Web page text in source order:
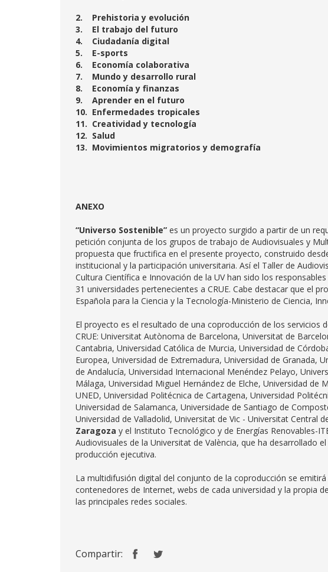
2. Prehistoria y evolución
3. El trabajo del futuro
4. Ciudadanía digital
5. E-sports
6. Economía colaborativa
7. Mundo y desarrollo rural
8. Economía y finanzas
9. Aprender en el futuro
10. Enfermedades tropicales
11. Creatividad y tecnología
12. Salud
13. Movimientos migratorios y demografía
ANEXO
“Universo Sostenible” es un proyecto surgido a partir de un
petición conjunta de los grupos de trabajo de Audiovisuales y
propuesta que fructifica en el presente proyecto, construido
institucional y la participación universitaria. Así el Taller de
Cultura Científica e Innovación de la UV han sido los
31 universidades pertenecientes a CRUE. Cabe destacar que el
Española para la Ciencia y la Tecnología-Ministerio de Ciencia,
El proyecto es el resultado de una coproducción de los servicios
CRUE: Universitat Autònoma de Barcelona, Universitat de
Cantabria, Universidad Católica de Murcia, Universidad de
Europea, Universidad de Extremadura, Universidad de Granada,
de Andalucía, Universidad Internacional Menéndez Pelayo,
Málaga, Universidad Miguel Hernández de Elche, Universidad de
UNED, Universidad Politécnica de Cartagena, Universidad
Universidad de Salamanca, Universidade de Santiago de
Universidad de Valladolid, Universitat de Vic - Universitat Central
Zaragoza y el Instituto Tecnológico y de Energías Renovables-
Audiovisuales de la Universitat de València, que ha desarrollado
producción ejecutiva.
La multidifusión digital del conjunto de la coproducción se
contenedores de Internet, webs de cada universidad y la propia
las principales redes sociales.
Compartir: